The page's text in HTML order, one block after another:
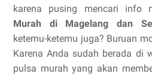
karena pusing mencari info
Murah di Magelang dan
ketemu-ketemu juga? Buruan
Karena Anda sudah berada di
pulsa murah yang akan